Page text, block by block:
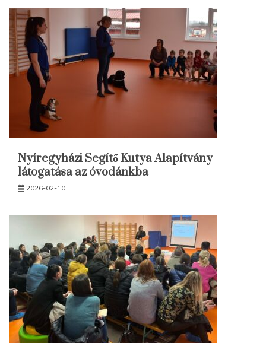
Nyíregyházi Segítő Kutya Alapítvány
látogatása az óvodánkba
2026-02-10